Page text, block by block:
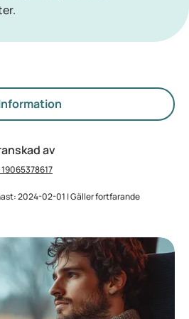
av
19065378617
2024-02-01 | Gäller fortfarande